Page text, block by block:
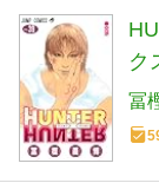
ク
冨